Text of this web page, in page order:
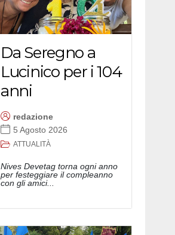
Da Seregno a
Lucinico per i 104
anni
redazione
5 Agosto 2026
ATTUALITÀ
Nives Devetag torna ogni anno
per festeggiare il compleanno
con gli amici...